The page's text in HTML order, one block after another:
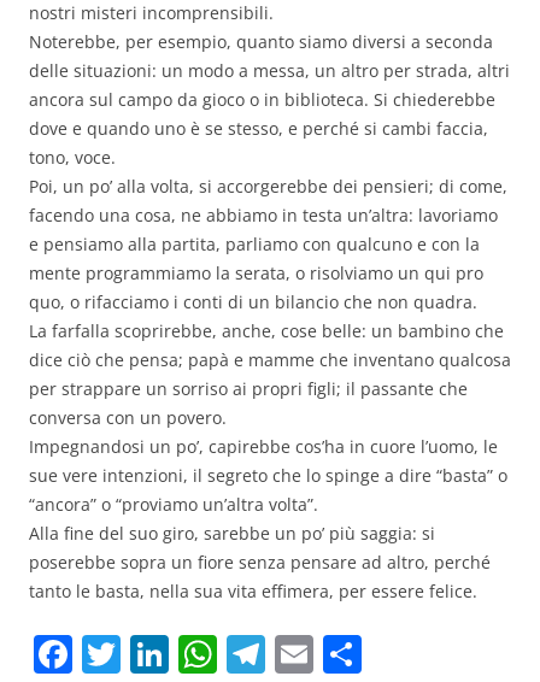
nostri misteri incomprensibili.
Noterebbe, per esempio, quanto siamo diversi a seconda
delle situazioni: un modo a messa, un altro per strada, altri
ancora sul campo da gioco o in biblioteca. Si chiederebbe
dove e quando uno è se stesso, e perché si cambi faccia,
tono, voce.
Poi, un po’ alla volta, si accorgerebbe dei pensieri; di come,
facendo una cosa, ne abbiamo in testa un’altra: lavoriamo
e pensiamo alla partita, parliamo con qualcuno e con la
mente programmiamo la serata, o risolviamo un qui pro
quo, o rifacciamo i conti di un bilancio che non quadra.
La farfalla scoprirebbe, anche, cose belle: un bambino che
dice ciò che pensa; papà e mamme che inventano qualcosa
per strappare un sorriso ai propri figli; il passante che
conversa con un povero.
Impegnandosi un po’, capirebbe cos’ha in cuore l’uomo, le
sue vere intenzioni, il segreto che lo spinge a dire “basta” o
“ancora” o “proviamo un’altra volta”.
Alla fine del suo giro, sarebbe un po’ più saggia: si
poserebbe sopra un fiore senza pensare ad altro, perché
tanto le basta, nella sua vita effimera, per essere felice.
F T Li W T E